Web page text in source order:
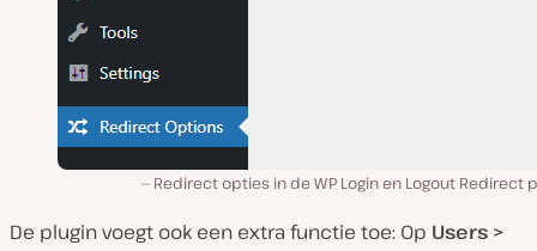
Redirect opties in de WP Login en Logout Redirect
De plugin voegt ook een extra functie toe: Op Users >